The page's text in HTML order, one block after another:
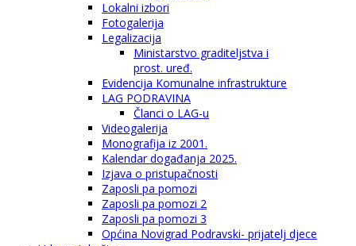
Lokalni izbori
Fotogalerija
Legalizacija
Ministarstvo graditeljstva i
prost. uređ.
Evidencija Komunalne infrastrukture
LAG PODRAVINA
Članci o LAG-u
Videogalerija
Monografija iz 2001.
Kalendar događanja 2025.
Izjava o pristupačnosti
Zaposli pa pomozi
Zaposli pa pomozi 2
Zaposli pa pomozi 3
Općina Novigrad Podravski- prijatelj djece